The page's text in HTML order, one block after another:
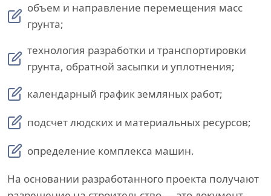
объем и направление перемещения масс
грунта;
технология разработки и транспортировки
грунта, обратной засыпки и уплотнения;
календарный график земляных работ;
подсчет людских и материальных ресурсов;
определение комплекса машин.
На основании разработанного проекта получают